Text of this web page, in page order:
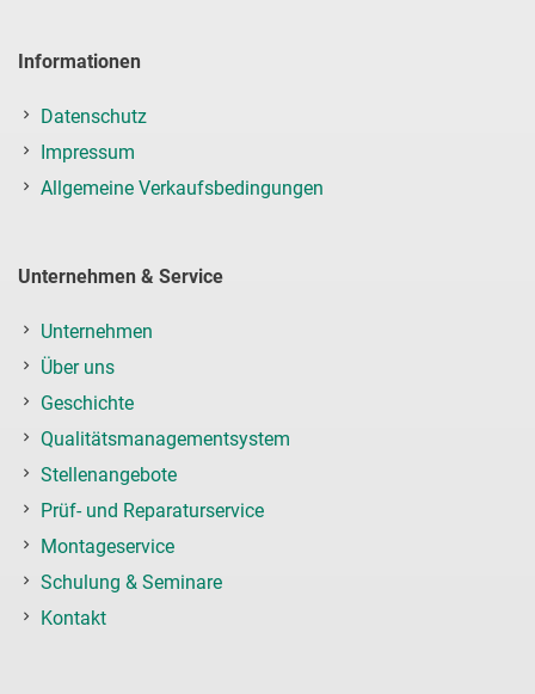
Informationen
Datenschutz
Impressum
Allgemeine Verkaufsbedingungen
Unternehmen & Service
Unternehmen
Über uns
Geschichte
Qualitätsmanagementsystem
Stellenangebote
Prüf- und Reparaturservice
Montageservice
Schulung & Seminare
Kontakt